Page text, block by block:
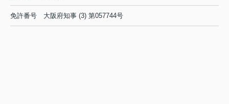
免許番号 大阪府知事 (3) 第057744号